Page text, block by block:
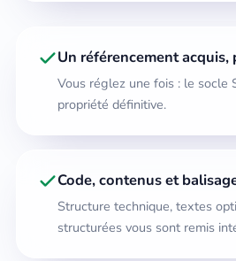
Un référencement acquis,
Vous réglez une fois : le socle
propriété définitive.
Code, contenus et
Structure technique, textes
structurées vous sont remis